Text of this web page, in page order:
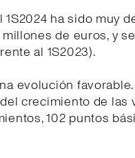
ha sido muy
de euros, y
al 1S2023).
evolución
crecimiento de las
102 puntos